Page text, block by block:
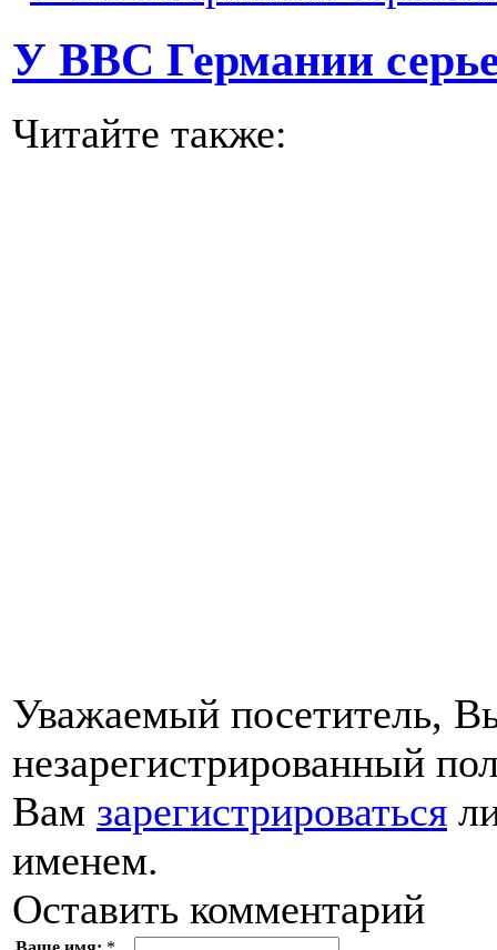
У ВВС Германии
Читайте также:
Уважаемый посетитель,
незарегистрированный
Вам зарегистрироваться
именем.
Оставить комментарий